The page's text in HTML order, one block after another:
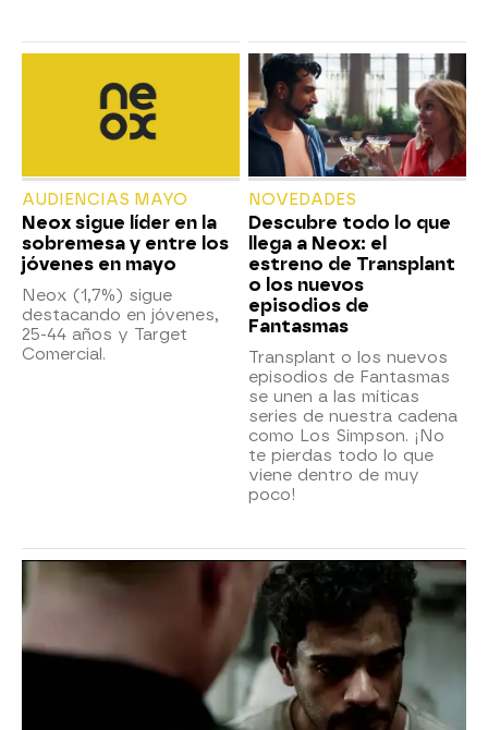
AUDIENCIAS MAYO
Neox sigue líder en la
sobremesa y entre los
jóvenes en mayo
Neox (1,7%) sigue
destacando en jóvenes,
25-44 años y Target
Comercial.
NOVEDADES
Descubre todo lo que
llega a Neox: el
estreno de Transplant
o los nuevos
episodios de
Fantasmas
Transplant o los nuevos
episodios de Fantasmas
se unen a las míticas
series de nuestra cadena
como Los Simpson. ¡No
te pierdas todo lo que
viene dentro de muy
poco!